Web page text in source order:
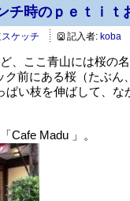
時のｐｅｔｉｔ
ケッチ 記入者: koba
、ここ青山には桜の
ク前にある桜（たぶ
ぱい枝を伸ばして、な
Cafe Madu 」。